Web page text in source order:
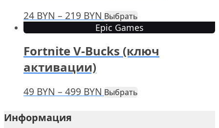
24 BYN – 219 BYN Диапазон
цен:
–
Выбрать
товар
имеет
вариаций.
Epic Games
Fortnite V-Bucks (ключ
активации)
49 BYN – 499 BYN Диапазон
Выбрать
Информация